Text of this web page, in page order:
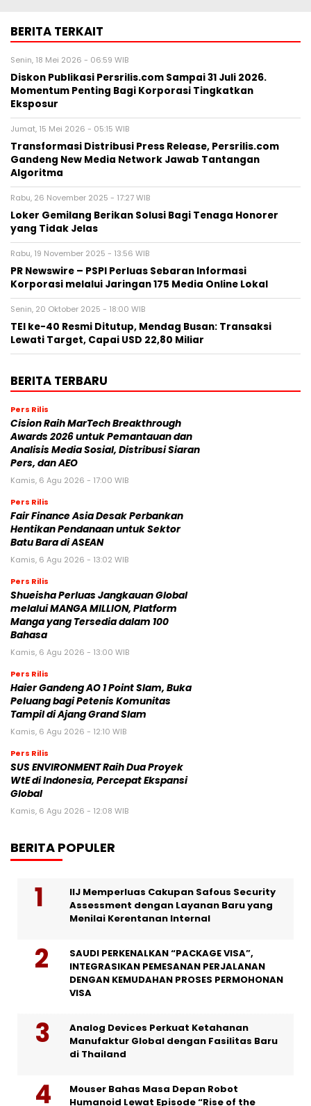
BERITA TERKAIT
Senin, 18 Mei 2026 - 06:59 WIB
Diskon Publikasi Persrilis.com Sampai 31 Juli 2026.
Momentum Penting Bagi Korporasi Tingkatkan
Eksposur
Jumat, 15 Mei 2026 - 05:15 WIB
Transformasi Distribusi Press Release, Persrilis.com
Gandeng New Media Network Jawab Tantangan
Algoritma
Rabu, 26 November 2025 - 17:27 WIB
Loker Gemilang Berikan Solusi Bagi Tenaga Honorer
yang Tidak Jelas
Rabu, 19 November 2025 - 13:56 WIB
PR Newswire – PSPI Perluas Sebaran Informasi
Korporasi melalui Jaringan 175 Media Online Lokal
Senin, 20 Oktober 2025 - 18:00 WIB
TEI ke-40 Resmi Ditutup, Mendag Busan: Transaksi
Lewati Target, Capai USD 22,80 Miliar
BERITA TERBARU
Pers Rilis
Cision Raih MarTech Breakthrough
Awards 2026 untuk Pemantauan dan
Analisis Media Sosial, Distribusi Siaran
Pers, dan AEO
Kamis, 6 Agu 2026 - 17:00 WIB
Pers Rilis
Fair Finance Asia Desak Perbankan
Hentikan Pendanaan untuk Sektor
Batu Bara di ASEAN
Kamis, 6 Agu 2026 - 13:02 WIB
Pers Rilis
Shueisha Perluas Jangkauan Global
melalui MANGA MILLION, Platform
Manga yang Tersedia dalam 100
Bahasa
Kamis, 6 Agu 2026 - 13:00 WIB
Pers Rilis
Haier Gandeng AO 1 Point Slam, Buka
Peluang bagi Petenis Komunitas
Tampil di Ajang Grand Slam
Kamis, 6 Agu 2026 - 12:10 WIB
Pers Rilis
SUS ENVIRONMENT Raih Dua Proyek
WtE di Indonesia, Percepat Ekspansi
Global
Kamis, 6 Agu 2026 - 12:08 WIB
BERITA POPULER
IIJ Memperluas Cakupan Safous Security
Assessment dengan Layanan Baru yang
Menilai Kerentanan Internal
SAUDI PERKENALKAN “PACKAGE VISA”,
INTEGRASIKAN PEMESANAN PERJALANAN
DENGAN KEMUDAHAN PROSES PERMOHONAN
VISA
Analog Devices Perkuat Ketahanan
Manufaktur Global dengan Fasilitas Baru
di Thailand
Mouser Bahas Masa Depan Robot
Humanoid Lewat Episode “Rise of the